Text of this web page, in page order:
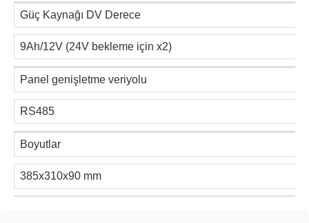
Güç Kaynağı DV Derece
9Ah/12V (24V bekleme için x2)
Panel genişletme veriyolu
RS485
Boyutlar
385x310x90 mm